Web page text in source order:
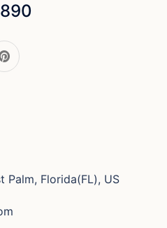
Palm, Florida(FL), US